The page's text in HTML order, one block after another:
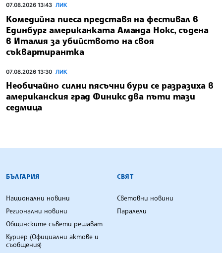
07.08.2026 13:43 ЛИК
Комедийна пиеса представя на фестивал в
Единбург американката Аманда Нокс, съдена
в Италия за убийството на своя
съквартирантка
07.08.2026 13:30 ЛИК
Необичайно силни пясъчни бури се разразиха в
американския град Финикс два пъти тази
седмица
БЪЛГАРСКА ТЕЛЕГРАФНА АГЕНЦИЯ
БЪЛГАРИЯ
Национални новини
Регионални новини
Общинските съвети решават
Куриер (Официални актове и
съобщения)
СВЯТ
Световни новини
Паралели